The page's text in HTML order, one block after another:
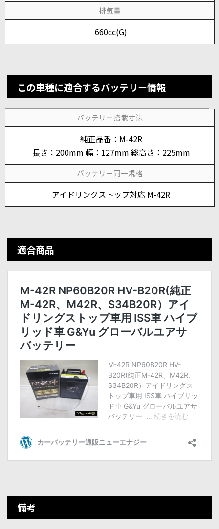
排気量
660cc(G)
この車種に適合するバッテリー情報
バッテリー搭載寸法
純正品番：M-42R
長さ：200mm 幅：127mm 総高さ：225mm
バッテリー同一規格
アイドリングストップ対応 M-42R
適合商品
備考